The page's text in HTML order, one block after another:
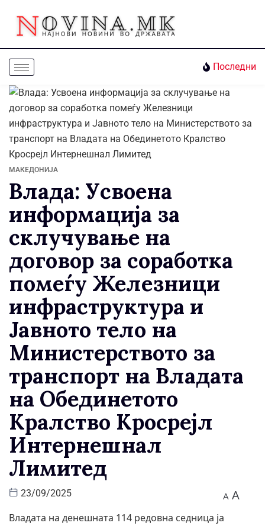
Последни
МАКЕДОНИЈА
Влада: Усвоена
информација за
склучување на
договор за соработка
помеѓу Железници
инфраструктура и
Јавното тело на
Министерството за
транспорт на Владата
на Обединетото
Кралство Кросрејл
Интернешнал
Лимитед
23/09/2025 A A
Владата на денешната 114 редовна седница ја